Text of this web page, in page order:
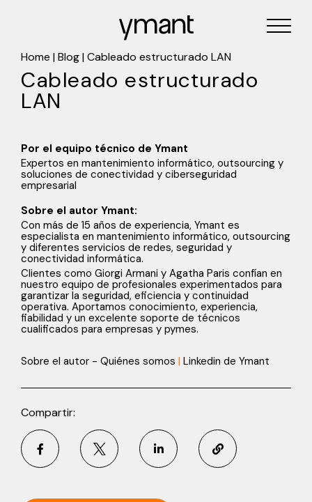
Home | Blog| Cableado estructurado LAN
Cableado estructurado
LAN
Por el equipo técnico de Ymant
Expertos en mantenimiento informático, outsourcing y
soluciones de conectividad y ciberseguridad
empresarial
Sobre el autor Ymant:
Con más de 15 años de experiencia, Ymant es
especialista en mantenimiento informático, outsourcing
y diferentes servicios de redes, seguridad y
conectividad informática.
Clientes como Giorgi Armani y Agatha Paris confían en
nuestro equipo de profesionales experimentados para
garantizar la seguridad, eficiencia y continuidad
operativa. Aportamos conocimiento, experiencia,
fiabilidad y un excelente soporte de técnicos
cualificados para empresas y pymes.
Sobre el autor - Quiénes somos | Linkedin de Ymant
Compartir: